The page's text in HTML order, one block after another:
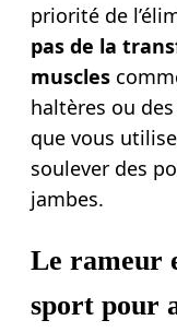
priorité de
pas de la
muscles
haltères ou
que vous
soulever des
jambes.
Le rameur
sport pour